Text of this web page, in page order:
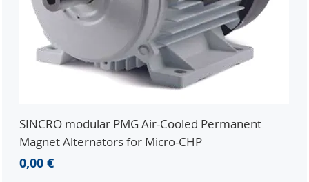
SINCRO modular PMG Air-Cooled Permanent
Magnet Alternators for Micro-CHP
Cena
0,00 €